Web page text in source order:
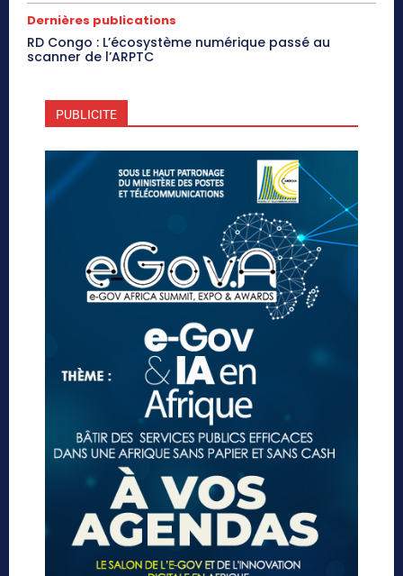
Dernières publications
RD Congo : L’écosystème numérique passé au
scanner de l’ARPTC
PUBLICITE